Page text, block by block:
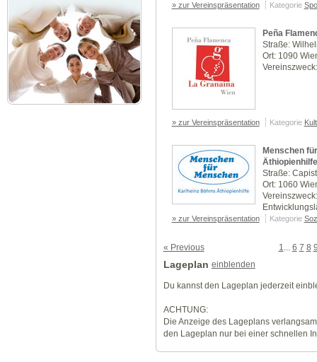
» zur Vereinspräsentation Kategorie
Peña
Straße:
Ort: 1090
» zur Vereinspräsentation Kategorie
Menschen
Äthiopienhilfe
Straße:
Ort: 1060
» zur Vereinspräsentation Kategorie
« Previous 1 6 7 8
Lageplan einblenden
Du kannst den Lageplan jederzeit
ACHTUNG:
Die Anzeige des Lageplans
den Lageplan nur bei einer schnellen